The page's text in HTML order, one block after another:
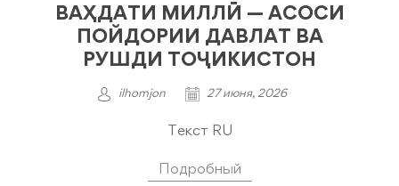
ВАҲДАТИ МИЛЛӢ — АСОСИ
ПОЙДОРИИ ДАВЛАТ ВА
РУШДИ ТОҶИКИСТОН
ilhomjon 27 июня, 2026
Текст RU
Подробный